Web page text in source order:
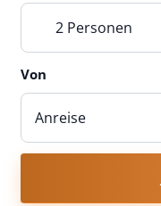
2 Personen
Von